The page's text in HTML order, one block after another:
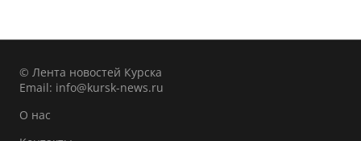
© Лента новостей Курска
Email: info@kursk-news.ru
О нас